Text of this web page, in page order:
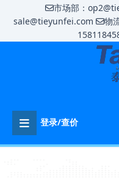
市场部：
sale@tieyunfei.com
物
登录/查价